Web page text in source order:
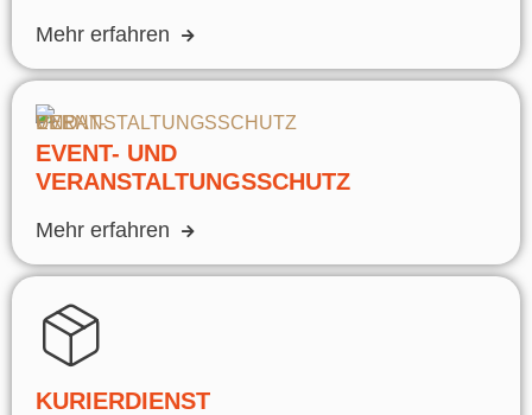
Mehr erfahren
EVENT- UND
VERANSTALTUNGSSCHUTZ
Mehr erfahren
KURIERDIENST